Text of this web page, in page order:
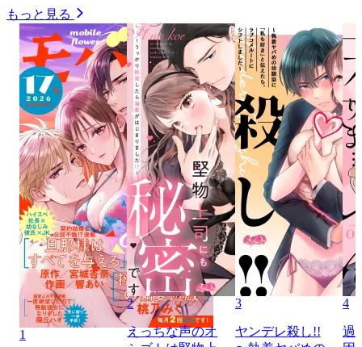
もっと見る
1
2
えっちな声のオ
3
ヤンデレ殺し!!
4
過